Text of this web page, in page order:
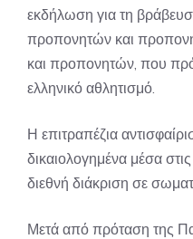
εκδήλωση για τη
προπονητών και
και προπονητών, που
ελληνικό αθλητισμό.
Η επιτραπέζια
δικαιολογημένα μέσα
διεθνή διάκριση σε
Μετά από πρόταση της